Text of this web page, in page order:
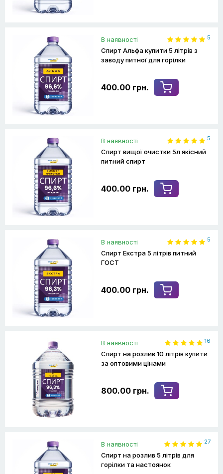
В наявності 5
Спирт Альфа купити 5 літрів з
заводу питної для горілки
400.00 грн.
В наявності 5
Спирт вищої очистки 5л якісний
питний спирт
400.00 грн.
В наявності 5
Спирт Екстра 5 літрів питний
ГОСТ
400.00 грн.
В наявності 16
Спирт на розлив 10 літрів купити
за оптовими цінами
800.00 грн.
В наявності 27
Спирт на розлив 5 літрів для
горілки та настоянок